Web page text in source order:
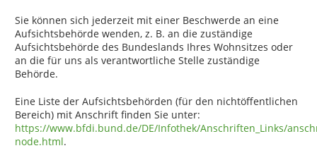
Sie können sich jederzeit mit einer Beschwerde an eine
Aufsichtsbehörde wenden, z. B. an die zuständige
Aufsichtsbehörde des Bundeslands Ihres Wohnsitzes oder
an die für uns als verantwortliche Stelle zuständige
Behörde.
Eine Liste der Aufsichtsbehörden (für den nichtöffentlichen
Bereich) mit Anschrift finden Sie unter:
https://www.bfdi.bund.de/DE/Infothek/Anschriften_Links/
node.html.